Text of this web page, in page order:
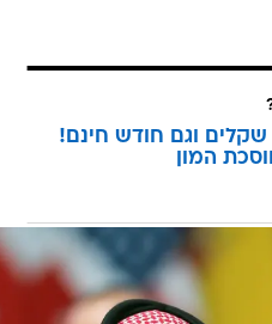
מנויים ב-75 שקלים וגם חודש חינם!
המון